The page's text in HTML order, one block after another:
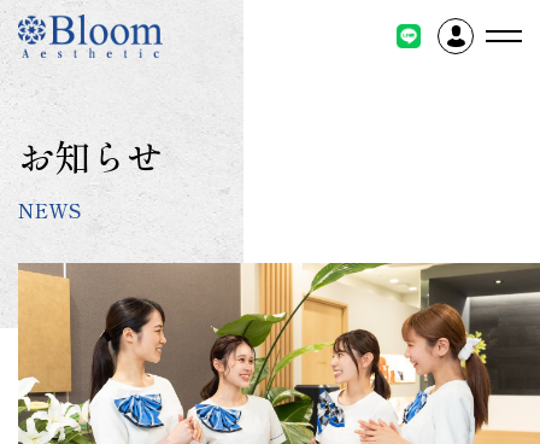
コ
テ
ン
ツ
に
キ
お知らせ
NEWS